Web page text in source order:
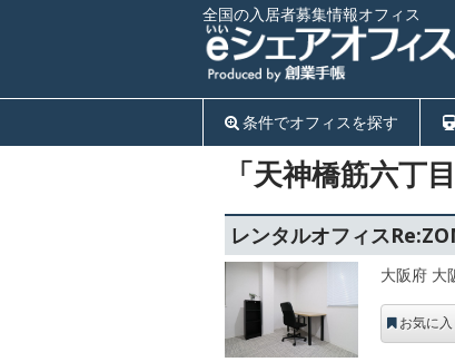
全国の入居者募集情報オフィス
条件でオフィスを探す
「天神橋筋六丁
レンタルオフィス
大阪府 大
お気に入